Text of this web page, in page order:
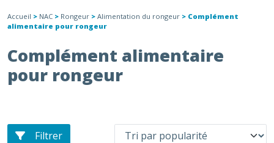
Accueil > NAC > Rongeur > Alimentation du rongeur > Complément
alimentaire pour rongeur
Complément alimentaire
pour rongeur
Filtrer